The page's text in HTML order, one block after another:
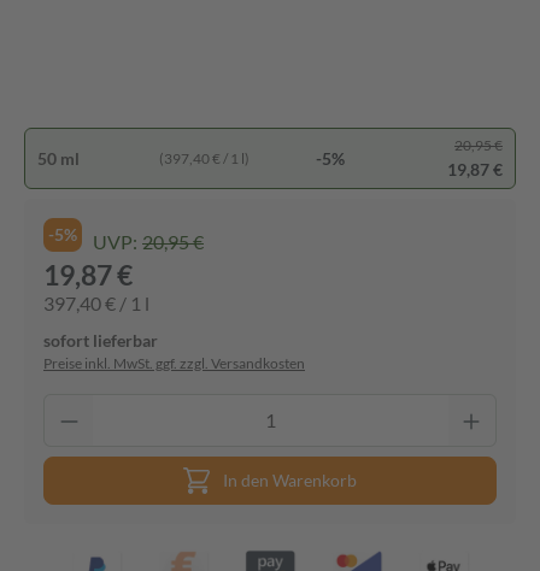
50 ml (397,40 € / 1 l) -5%
20,95 €
19,87 €
-5% UVP: 20,95 €
19,87 €
397,40 € / 1 l
sofort lieferbar
Preise inkl. MwSt. ggf. zzgl. Versandkosten
In den Warenkorb